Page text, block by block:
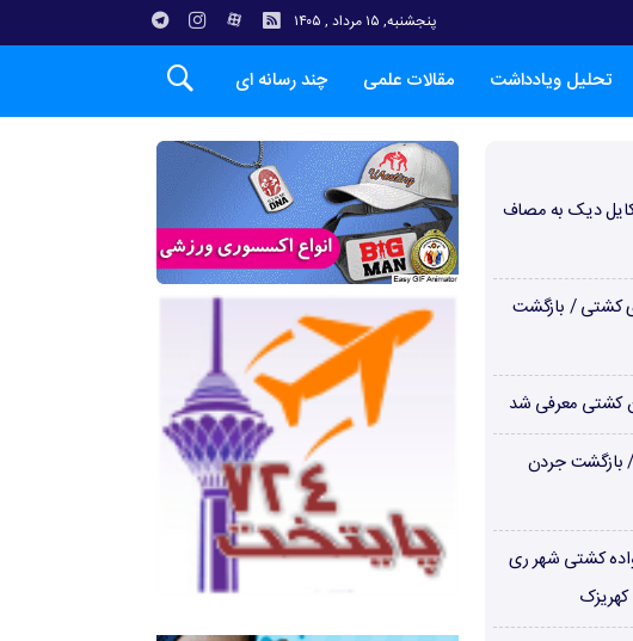
پنجشنبه, ۱۵ مرداد , ۱۴۰۵
تحلیل ویادداشت مقالات علمی چند رسانه ای
دیک به مصاف
کشتی / بازگشت
کشتی معرفی شد
/ بازگشت جردن
کشتی شهر ری